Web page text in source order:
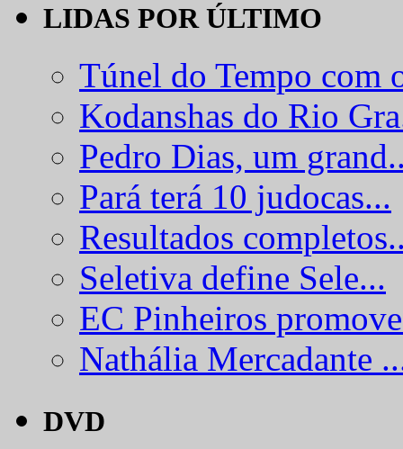
LIDAS POR ÚLTIMO
Túnel do Tempo com
Kodanshas do Rio
Pedro Dias, um
Pará terá 10 judocas...
Resultados
Seletiva define Sele...
EC Pinheiros
Nathália Mercadante
DVD